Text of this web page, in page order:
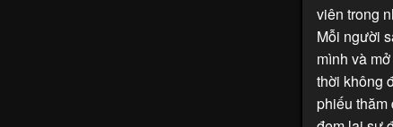
viên trong
Mỗi người
mình và
thời không
phiếu thăm